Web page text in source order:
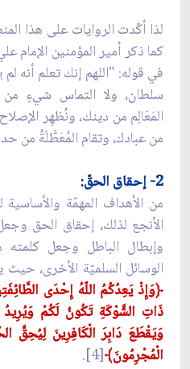
لذا أكّدت الروايات على هذا
كما ذكر أمير المؤمنين الإمام
في قوله: "اللهم إنك تعلم أنه
سلطان، ولا التماس شيءٍ
المَعَالِم من دينك، ونُظهِر
من عبادك، وتقام المُعَطَّلَةُ من
2- إحقاق الحقّ:
من الأهداف المهمّة والأساسية
الأنجع لذلك، إحقاق الحق
وإبطال الباطل وجعل
الوسائل السلميّة الأخرى، حيث
﴿وَإِذْ يَعِدُكُمُ اللّهُ إِحْدَى
ذَاتِ الشَّوْكَةِ تَكُونُ لَكُمْ وَيُرِيدُ
وَيَقْطَعَ دَابِرَ الْكَافِرِينَ لِيُحِقَّ
الْمُجْرِمُونَ﴾[4].